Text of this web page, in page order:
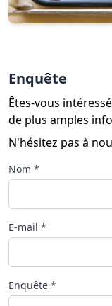
Enquête
Êtes-vous
de plus amples
N'hésitez pas à
Nom *
E-mail *
Enquête *